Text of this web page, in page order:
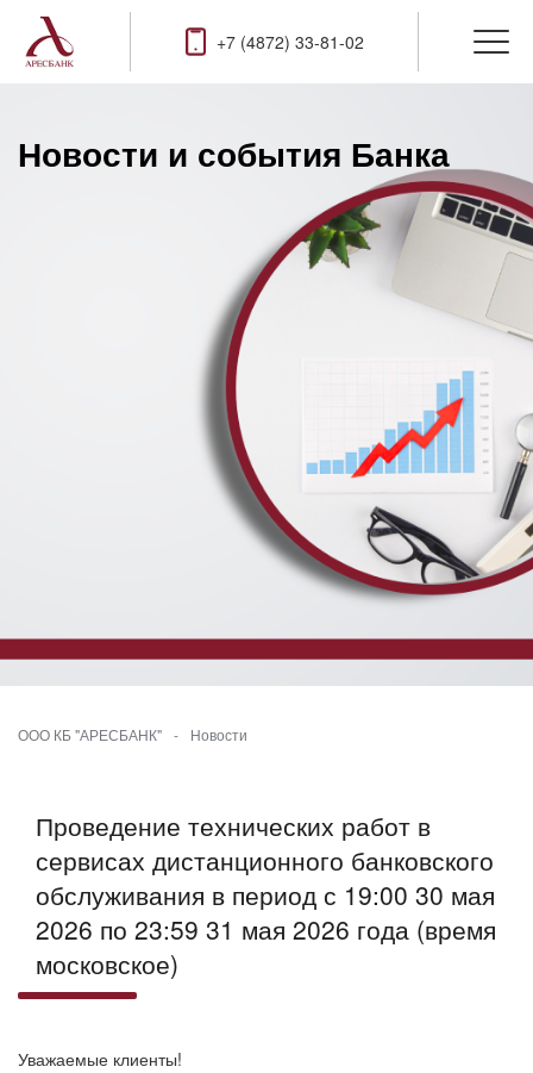
+7 (4872) 33-81-02
Новости и события Банка
ООО КБ "АРЕСБАНК" - Новости
Проведение технических работ в
сервисах дистанционного банковского
обслуживания в период с 19:00 30 мая
2026 по 23:59 31 мая 2026 года (время
московское)
Уважаемые клиенты!